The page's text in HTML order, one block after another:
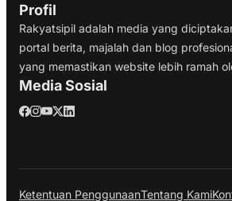
Profil
Rakyatsipil adalah media yang
portal berita, majalah dan blog
yang memastikan website lebih ramah
Media Sosial
Ketentuan PenggunaanTentang Kami